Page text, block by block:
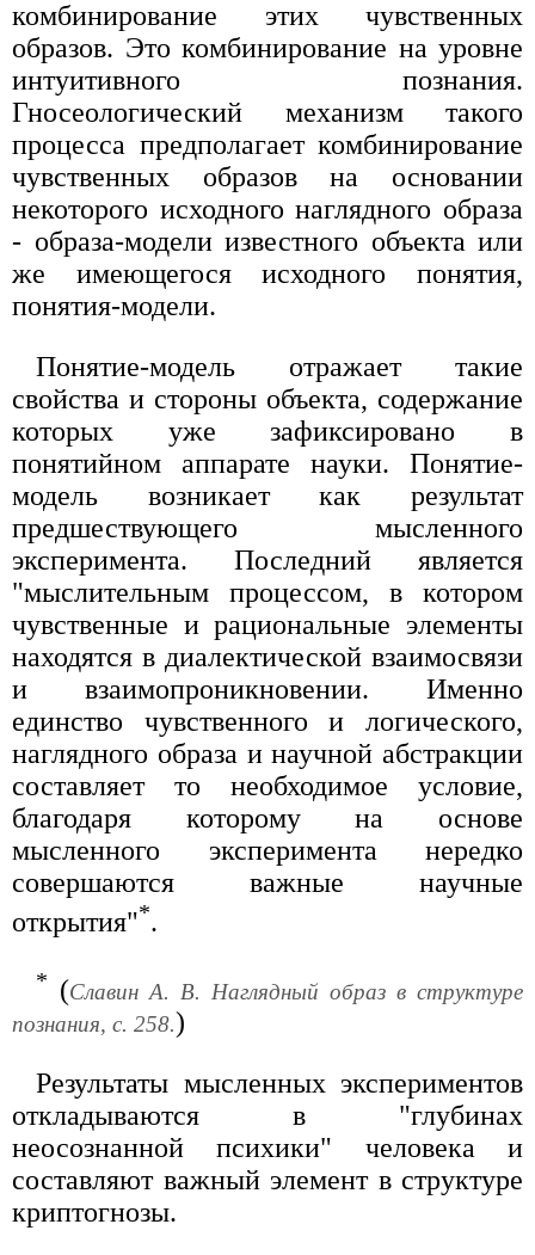
комбинирование этих чувственных
образов. Это комбинирование на уровне
интуитивного познания.
Гносеологический механизм такого
процесса предполагает комбинирование
чувственных образов на основании
некоторого исходного наглядного образа
- образа-модели известного объекта или
же имеющегося исходного понятия,
понятия-модели.
Понятие-модель отражает такие
свойства и стороны объекта, содержание
которых уже зафиксировано в
понятийном аппарате науки. Понятие-
модель возникает как результат
предшествующего мысленного
эксперимента. Последний является
"мыслительным процессом, в котором
чувственные и рациональные элементы
находятся в диалектической взаимосвязи
и взаимопроникновении. Именно
единство чувственного и логического,
наглядного образа и научной абстракции
составляет то необходимое условие,
благодаря которому на основе
мысленного эксперимента нередко
совершаются важные научные
открытия"*.
* (Славин А. В. Наглядный образ в структуре
познания, с. 258.)
Результаты мысленных экспериментов
откладываются в "глубинах
неосознанной психики" человека и
составляют важный элемент в структуре
криптогнозы.